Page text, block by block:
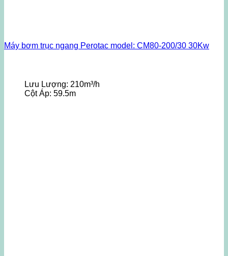
Máy bơm trục ngang Perotac model: CM80-200/30 30Kw
Lưu Lượng: 210m³/h
Cột Áp: 59.5m